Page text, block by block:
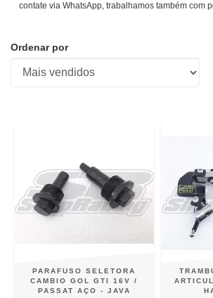
contate via WhatsApp, trabalhamos também com
Ordenar por
PARAFUSO SELETORA
CAMBIO GOL GTI 16V /
PASSAT AÇO - JAVA